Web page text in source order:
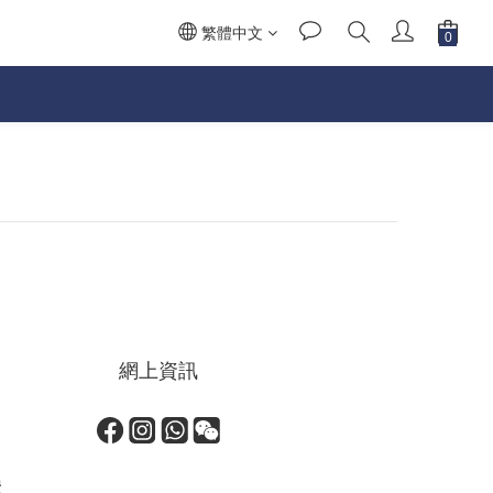
繁體中文
網上資訊